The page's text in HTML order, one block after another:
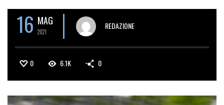
16 MAG
2021
REDAZIONE
0 6.1K 0